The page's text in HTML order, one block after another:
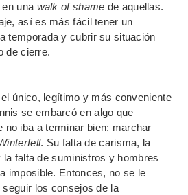
una walk of shame de aquellas.
así es más fácil tener un
temporada y cubrir su situación
de cierre.
único, legítimo y más conveniente
se embarcó en algo que
no iba a terminar bien: marchar
. Su falta de carisma, la
falta de suministros y hombres
imposible. Entonces, no se le
los consejos de la